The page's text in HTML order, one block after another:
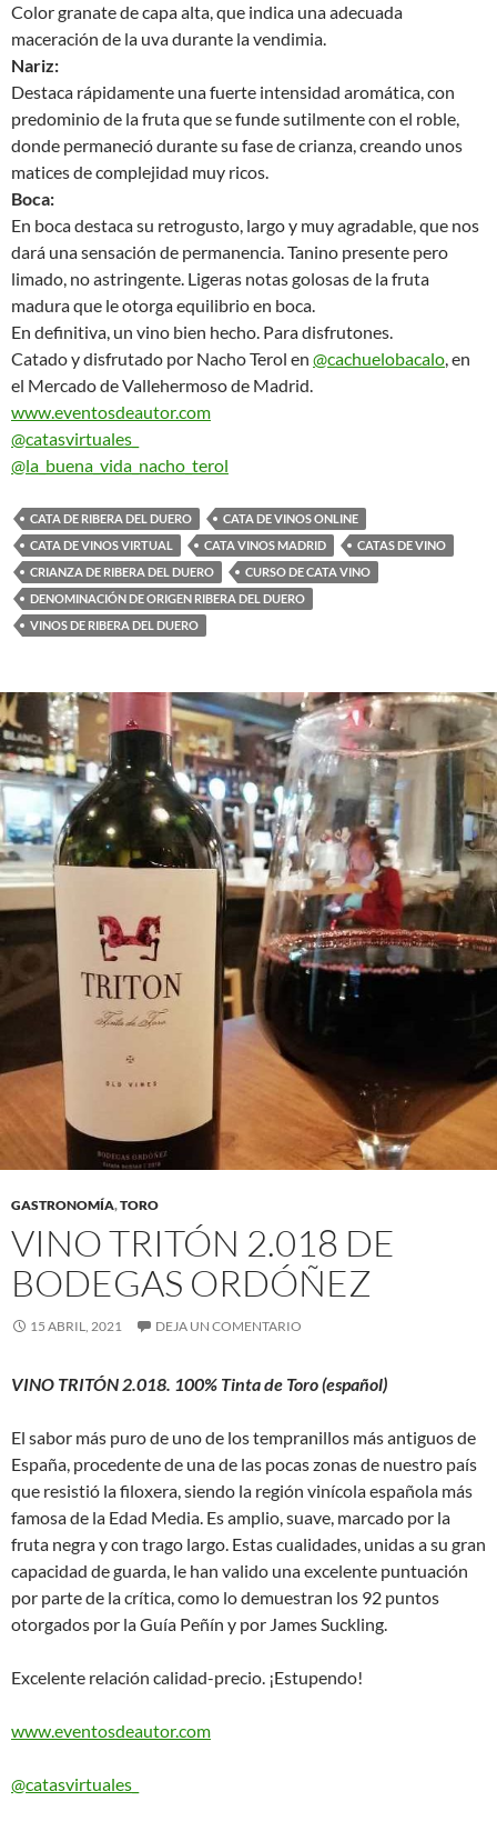
Color granate de capa alta, que indica una adecuada
maceración de la uva durante la vendimia.
Nariz:
Destaca rápidamente una fuerte intensidad aromática, con
predominio de la fruta que se funde sutilmente con el roble,
donde permaneció durante su fase de crianza, creando unos
matices de complejidad muy ricos.
Boca:
En boca destaca su retrogusto, largo y muy agradable, que nos
dará una sensación de permanencia. Tanino presente pero
limado, no astringente. Ligeras notas golosas de la fruta
madura que le otorga equilibrio en boca.
En definitiva, un vino bien hecho. Para disfrutones.
Catado y disfrutado por Nacho Terol en @cachuelobacalo, en
el Mercado de Vallehermoso de Madrid.
www.eventosdeautor.com
@catasvirtuales_
@la_buena_vida_nacho_terol
CATA DE RIBERA DEL DUERO
CATA DE VINOS ONLINE
CATA DE VINOS VIRTUAL
CATA VINOS MADRID
CATAS DE VINO
CRIANZA DE RIBERA DEL DUERO
CURSO DE CATA VINO
DENOMINACIÓN DE ORIGEN RIBERA DEL DUERO
VINOS DE RIBERA DEL DUERO
GASTRONOMÍA,TORO
VINO TRITÓN 2.018 DE
BODEGAS ORDÓÑEZ
15 ABRIL, 2021 DEJA UN COMENTARIO
VINO TRITÓN 2.018. 100% Tinta de Toro (español)
El sabor más puro de uno de los tempranillos más antiguos de
España, procedente de una de las pocas zonas de nuestro país
que resistió la filoxera, siendo la región vinícola española más
famosa de la Edad Media. Es amplio, suave, marcado por la
fruta negra y con trago largo. Estas cualidades, unidas a su gran
capacidad de guarda, le han valido una excelente puntuación
por parte de la crítica, como lo demuestran los 92 puntos
otorgados por la Guía Peñín y por James Suckling.
Excelente relación calidad-precio. ¡Estupendo!
www.eventosdeautor.com
@catasvirtuales_